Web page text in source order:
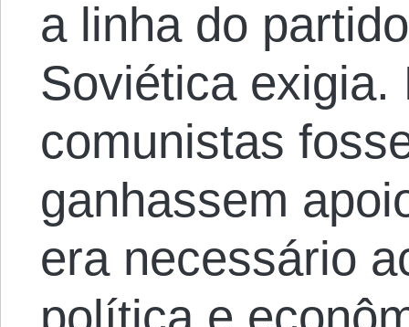
a linha do
Soviética exigia.
comunistas
ganhassem
era necessário